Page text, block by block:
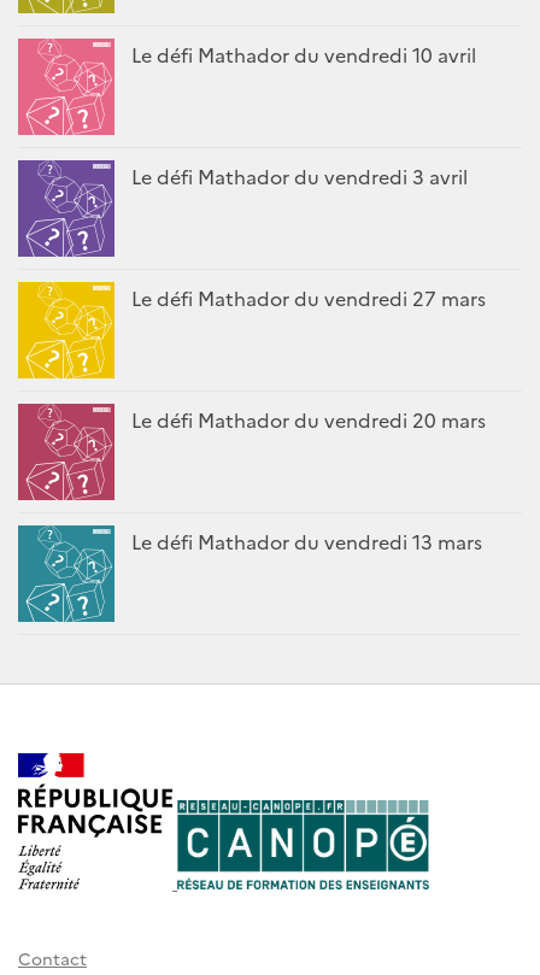
Le défi Mathador du vendredi 10 avril
Le défi Mathador du vendredi 3 avril
Le défi Mathador du vendredi 27 mars
Le défi Mathador du vendredi 20 mars
Le défi Mathador du vendredi 13 mars
Contact